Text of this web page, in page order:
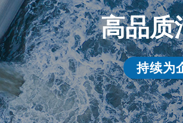
高品质
持续为